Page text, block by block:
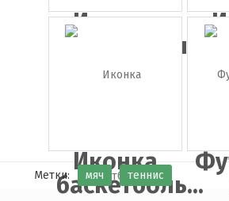
Иконка
футбольный...
Иконка
баскетболь...
Метки: мяч теннис